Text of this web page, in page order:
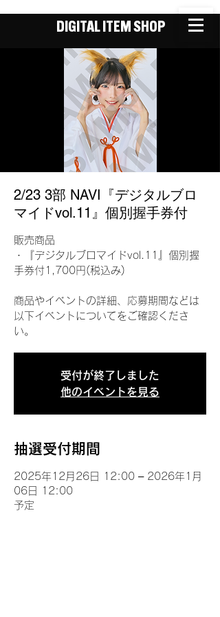
DIGITAL ITEM SHOP
2/23 3部 NAVI『デジタルブロ
マイドvol.11』個別握手券付
販売商品
・『デジタルブロマイドvol.11』個別握
手券付1,700円(税込み)
商品やイベントの詳細、応募期間などは
以下イベントについてをご確認くださ
い。
受付が終了しました
他のイベントを見る
抽選受付期間
2025年12月26日 12:00 – 2026年1月
06日 12:00
予定